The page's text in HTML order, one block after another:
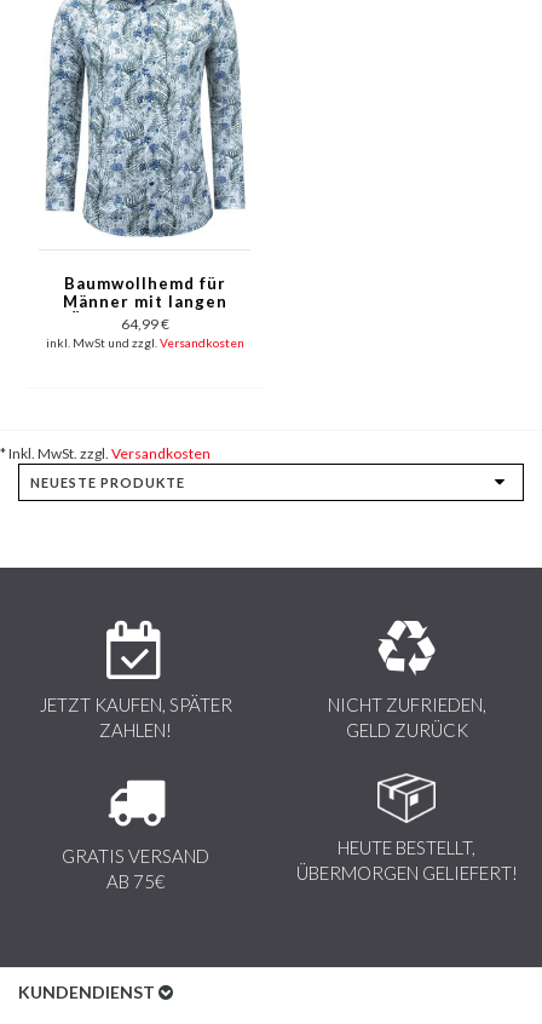
Baumwollhemd für
Männer mit langen
Ärmeln und Print
Druck - 3138 - Weiß
64,99 €
inkl. MwSt und zzgl. Versandkosten
* Inkl. MwSt. zzgl. Versandkosten
JETZT KAUFEN, SPÄTER
ZAHLEN!
NICHT ZUFRIEDEN,
GELD ZURÜCK
GRATIS VERSAND
AB 75€
HEUTE BESTELLT,
ÜBERMORGEN GELIEFERT!
KUNDENDIENST